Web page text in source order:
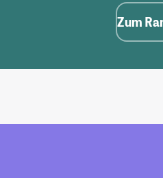
Zum